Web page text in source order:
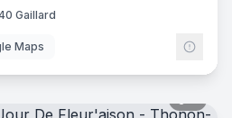
Gaillard
Maps